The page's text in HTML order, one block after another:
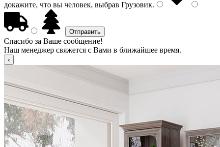
докажите, что вы человек, выбрав Грузовик.
Спасибо за Ваше сообщение!
Наш менеджер свяжется с Вами в ближайшее время.